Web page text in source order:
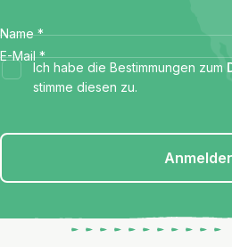
Name *
E-Mail *
Ich habe die Bestimmungen zum
stimme diesen zu.